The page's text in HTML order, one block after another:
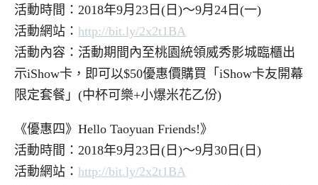
活動時間：2018年9月23日(日)～9月24日(一)
活動網站： http://bit.ly/2x2t1BA
活動內容：活動期間內至桃園統領威秀影城臨櫃出
示iShow卡，即可以$50優惠價購買「iShow卡友開幕
限定套餐」(中杯可樂+小爆米花乙份)
《優惠四》Hello Taoyuan Friends!》
活動時間：2018年9月23日(日)～9月30日(日)
活動網站： http://bit.ly/2x2t1BA